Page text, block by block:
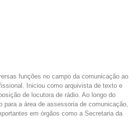
funções no campo da comunicação ao
Iniciou como arquivista de texto e
de locutora de rádio. Ao longo do
para a área de assessoria de comunicação,
em órgãos como a Secretaria da